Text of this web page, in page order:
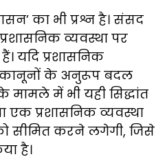
का भी प्रश्न है। संसद
व्यवस्था पर
यदि प्रशासनिक
कानूनों के अनुरूप बदल
में भी यही सिद्धांत
एक प्रशासनिक व्यवस्था
सीमित करने लगेगी, जिसे
है।